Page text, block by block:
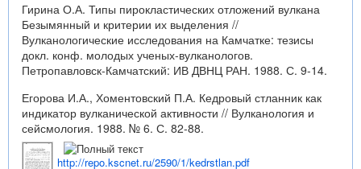
Гирина О.А. Типы пирокластических отложений вулкана
Безымянный и критерии их выделения //
Вулканологические исследования на Камчатке: тезисы
докл. конф. молодых ученых-вулканологов.
Петропавловск-Камчатский: ИВ ДВНЦ РАН. 1988. С. 9-14.
Егорова И.А., Хоментовский П.А. Кедровый стланник как
индикатор вулканической активности // Вулканология и
сейсмология. 1988. № 6. С. 82-88.
http://repo.kscnet.ru/2590/1/kedrstlan.pdf